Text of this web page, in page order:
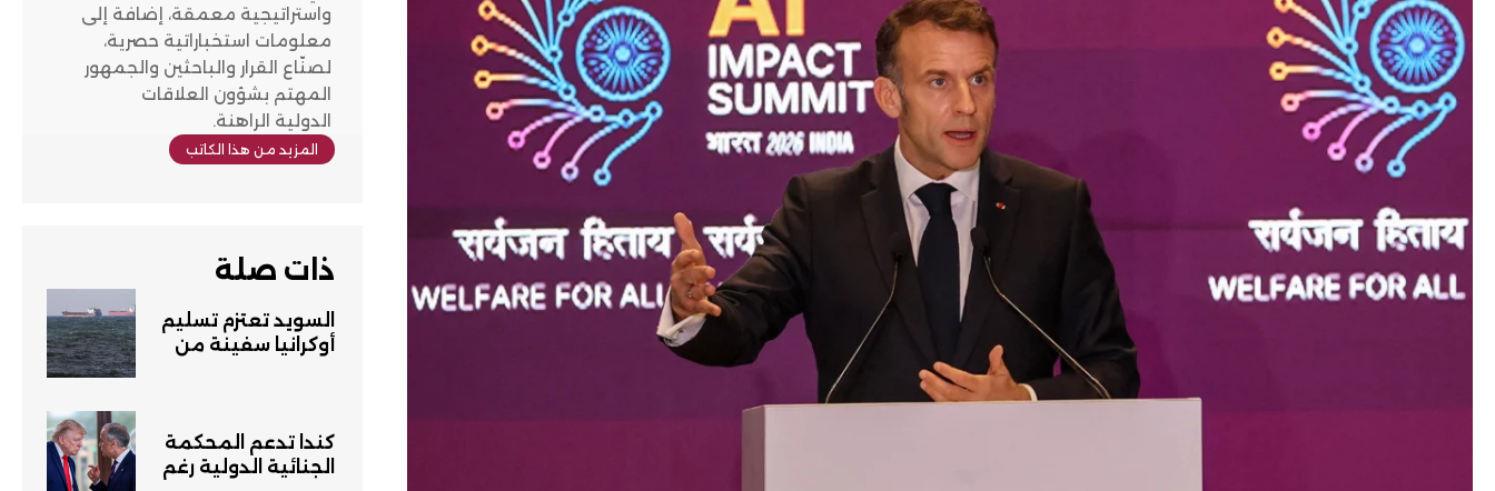
واستراتيجية معمقة، إضافة إلى
معلومات استخباراتية حصرية،
لصنّاع القرار والباحثين والجمهور
المهتم بشؤون العلاقات
الدولية الراهنة.
المزيد من هذا الكاتب
ذات صلة
السويد تعتزم تسليم
أوكرانيا سفينة من
كندا تدعم المحكمة
الجنائية الدولية رغم